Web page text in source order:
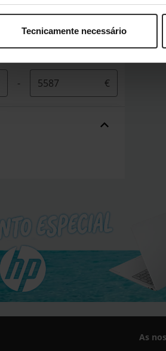
Tecnicamente necessário
- €
As